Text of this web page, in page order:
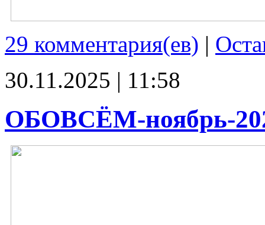
29 комментария(ев) |
30.11.2025 | 11:58
ОБОВСЁМ-ноябрь-